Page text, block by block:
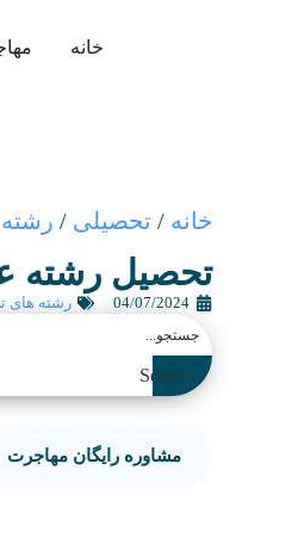
خانه
خانه / تحصیلی /
تحصیل رشته
04/07/2024 رشته های
Search
مشاوره رایگان مهاجرت